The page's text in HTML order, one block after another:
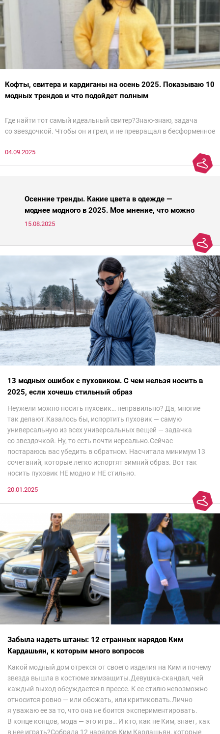
Кофты, свитера и кардиганы на осень 2025. Показываю 10
модных трендов и что подойдет полным
Где найти тот самый идеальный свитер?Знаю-знаю, задача
со звездочкой. Чтобы он и грел, и не превращал в бесформенное
паники.
04.09.2025
Осенние тренды. Какие цвета в одежде —
моднее модного в 2025. Мое мнение, что можно
носить, а что нет
15.08.2025
13 модных ошибок с пуховиком. С чем нельзя носить в
2025, если хочешь стильный образ
Неужели можно носить пуховик… неправильно? Да, многие
так делают.Казалось бы, испортить пуховик — самую
универсальную из всех универсальных вещей — задачка
со звездочкой. Ну, то есть почти нереально.Сейчас
постараюсь вас убедить в обратном. Насчитала минимум 13
сочетаний, которые легко испортят зимний образ. Вот так
носить пуховик НЕ модно и НЕ стильно.
20.01.2025
Забыла надеть штаны: 12 странных нарядов Ким
Кардашьян, к которым много вопросов
Какой модный дом отрекся от своего изделия на Ким и почему
звезда вышла в костюме химзащиты.Девушка-скандал, чей
каждый выход обсуждается в прессе. К ее стилю невозможно
относится ровно — или обожать, или критиковать.Лично
я уважаю ее за то, что она не боится экспериментировать.
В конце концов, мода — это игра… И кто, как не Ким, знает, как
в нее играть?Собрала 12 нарядов Ким Кардашьян, которые